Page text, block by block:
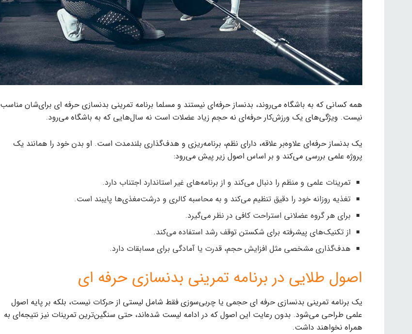
همه کسانی که به باشگاه می‌روند، بدنساز حرفه‌ای نیستند و مسلما برنامه تمرینی بدنسازی حرفه‌ ای برای‌شان مناسب
نیست. ویژگی‌های یک ورزش‌کار حرفه‌ای نه حجم زیاد عضلات است نه سال‌هایی که به باشگاه می‌رود.
یک بدنساز حرفه‌ای علاوه‌بر علاقه، دارای نظم، برنامه‌ریزی و هدف‌گذاری بلندمدت است. او بدن خود را همانند یک
پروژه علمی بررسی می‌کند و بر اساس اصول زیر پیش می‌رود:
تمرینات علمی و منظم را دنبال می‌کند و از برنامه‌های غیر استاندارد اجتناب دارد.
تغذیه روزانه خود را دقیق تنظیم می‌کند و به محاسبه کالری و درشت‌مغذی‌ها پایبند است.
برای هر گروه عضلانی استراحت کافی در نظر می‌گیرد.
از تکنیک‌های پیشرفته برای شکستن توقف رشد استفاده می‌کند.
هدف‌گذاری مشخصی مثل افزایش حجم، قدرت یا آمادگی برای مسابقات دارد.
اصول طلایی در برنامه تمرینی بدنسازی حرفه‌ ای
یک برنامه تمرینی بدنسازی حرفه‌ ای حجمی یا چربی‌سوزی فقط شامل لیستی از حرکات نیست، بلکه بر پایه اصول
علمی طراحی می‌شود. بدون رعایت این اصول که در ادامه لیست شده‌اند، حتی سنگین‌ترین تمرینات نیز نتیجه‌ای به
همراه نخواهند داشت.